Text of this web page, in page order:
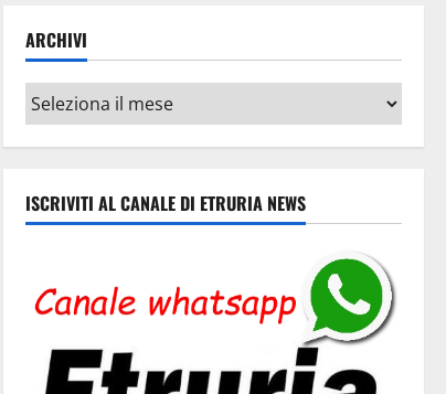
ARCHIVI
Archivi
ISCRIVITI AL CANALE DI ETRURIA NEWS